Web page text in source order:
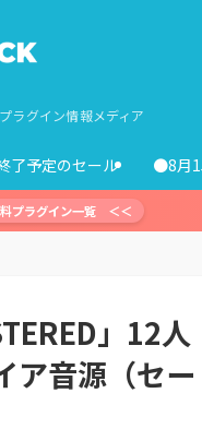
ラグイン情報メディア
了予定のセール ●8月
プラグイン一覧 ＜＜
」12人
ア音源（セー